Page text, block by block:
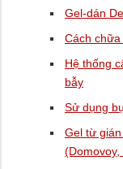
Gel-dán
Cách
Hệ thống
bẫy
Sử dụng
Gel từ
(Domovoy,